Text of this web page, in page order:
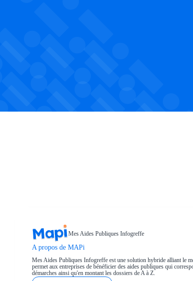
Mes Aides Publiques Infogreffe
A propos de MAPi
Mes Aides Publiques Infogreffe est une solution hybride alliant le
permet aux entreprises de bénéficier des aides publiques qui
démarches ainsi qu'en montant les dossiers de A à Z.